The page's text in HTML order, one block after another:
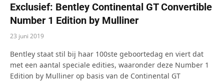
Exclusief: Bentley Continental GT Convertible
Number 1 Edition by Mulliner
23 juni 2019
Bentley staat stil bij haar 100ste geboortedag en viert dat
met een aantal speciale edities, waaronder deze Number 1
Edition by Mulliner op basis van de Continental GT